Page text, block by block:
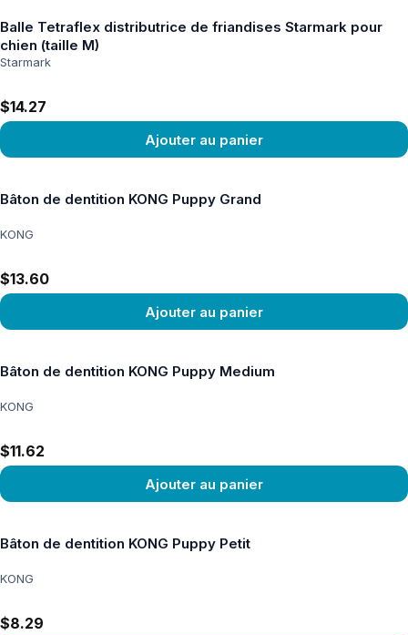
Balle Tetraflex distributrice de friandises Starmark pour
chien (taille M)
Starmark
$14.27
Ajouter au panier
Bâton de dentition KONG Puppy Grand
KONG
$13.60
Ajouter au panier
Bâton de dentition KONG Puppy Medium
KONG
$11.62
Ajouter au panier
Bâton de dentition KONG Puppy Petit
KONG
$8.29